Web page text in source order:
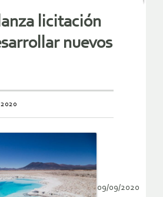
licitación
nuevos
2020
09/09/2020